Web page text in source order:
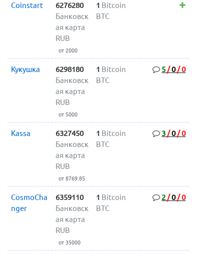
Coinstart
6276280
Банковск
ая карта
RUB
от 2000
1 Bitcoin
BTC
Кукушка
6298180
Банковск
ая карта
RUB
от 5000
1 Bitcoin
BTC
5 /0/0
Kassa
6327450
Банковск
ая карта
RUB
от 8769.85
1 Bitcoin
BTC
3 /0/0
CosmoCha
nger
6359110
Банковск
ая карта
RUB
от 35000
1 Bitcoin
BTC
2 /0/0